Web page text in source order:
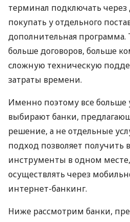
терминал подключать
покупать у отдельного
дополнительная программа.
больше договоров, больше
сложную техническую
затраты времени.
Именно поэтому все
выбирают банки,
решение, а не отдельные
подход позволяет получить
инструменты в одном
осуществлять через
интернет-банкинг.
Ниже рассмотрим банки,